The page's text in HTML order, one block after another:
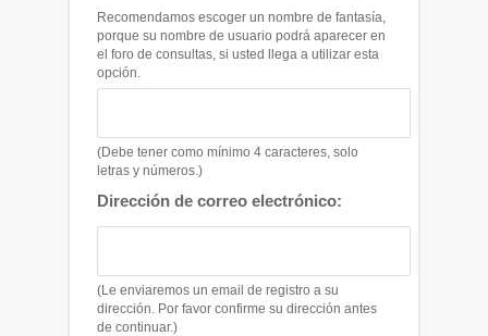
Recomendamos escoger un nombre de fantasía,
porque su nombre de usuario podrá aparecer en
el foro de consultas, si usted llega a utilizar esta
opción.
(Debe tener como mínimo 4 caracteres, solo
letras y números.)
Dirección de correo electrónico:
(Le enviaremos un email de registro a su
dirección. Por favor confirme su dirección antes
de continuar.)